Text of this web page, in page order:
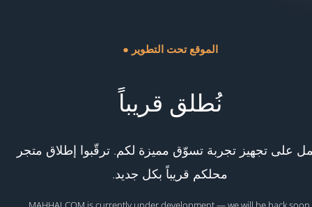
● الموقع تحت التطوير
نُطلق قريباً
على تجهيز تجربة تسوّق مميزة لكم. ترقّبوا إطلاق متجر
محلكم قريباً بكل جديد.